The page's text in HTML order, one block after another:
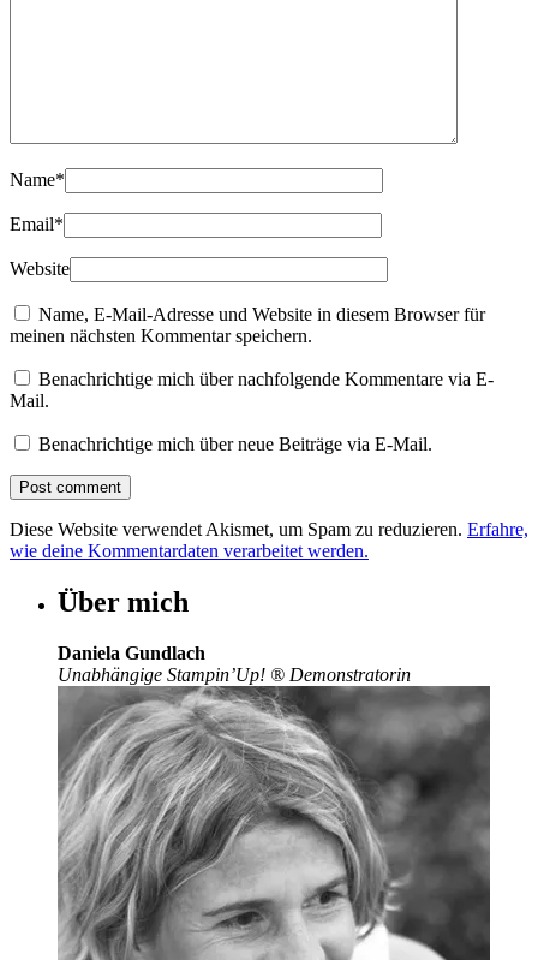
Name*
Email*
Website
Name, E-Mail-Adresse und Website in diesem Browser für
meinen nächsten Kommentar speichern.
Benachrichtige mich über nachfolgende Kommentare via E-
Mail.
Benachrichtige mich über neue Beiträge via E-Mail.
Diese Website verwendet Akismet, um Spam zu reduzieren. Erfahre,
wie deine Kommentardaten verarbeitet werden.
Über mich
Daniela Gundlach
Unabhängige Stampin’Up! ® Demonstratorin